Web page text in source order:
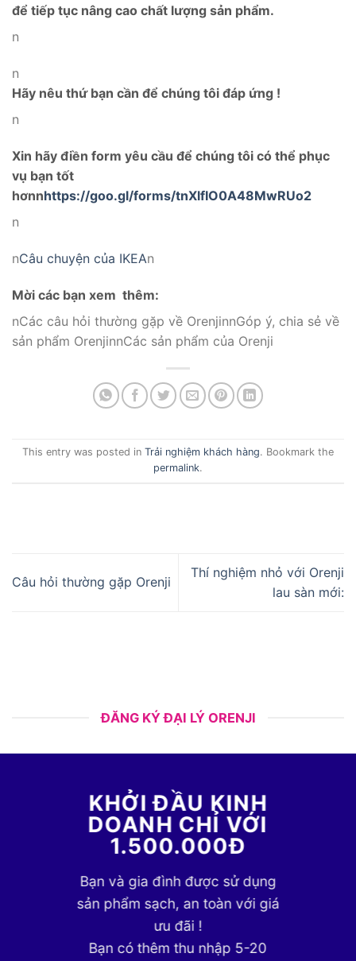
để tiếp tục nâng cao chất lượng sản phẩm.
n
n
Hãy nêu thứ bạn cần để chúng tôi đáp ứng !
n
Xin hãy điền form yêu cầu để chúng tôi có thể phục
vụ bạn tốt
hơnnhttps://goo.gl/forms/tnXlfIO0A48MwRUo2
n
nCâu chuyện của IKEAn
Mời các bạn xem thêm:
nCác câu hỏi thường gặp về OrenjinnGóp ý, chia sẻ về
sản phẩm OrenjinnCác sản phẩm của Orenji
This entry was posted in Trải nghiệm khách hàng. Bookmark the
permalink.
Câu hỏi thường gặp Orenji
Thí nghiệm nhỏ với Orenji
lau sàn mới:
ĐĂNG KÝ ĐẠI LÝ ORENJI
KHỞI ĐẦU KINH
DOANH CHỈ VỚI
1.500.000Đ
Bạn và gia đình được sử dụng
sản phẩm sạch, an toàn với giá
ưu đãi !
Bạn có thêm thu nhập 5-20